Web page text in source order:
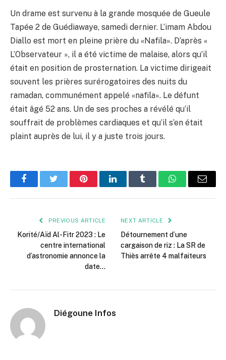
Un drame est survenu à la grande mosquée de Gueule
Tapée 2 de Guédiawaye, samedi dernier. L’imam Abdou
Diallo est mort en pleine prière du «Nafila». D’après «
L’Observateur », il a été victime de malaise, alors qu’il
était en position de prosternation. La victime dirigeait
souvent les prières surérogatoires des nuits du
ramadan, communément appelé «nafila». Le défunt
était âgé 52 ans. Un de ses proches a révélé qu’il
souffrait de problèmes cardiaques et qu’il s’en était
plaint auprès de lui, il y a juste trois jours.
FacebookTwitter PinterestLinkedInTumblr WhatsAppEmail
PREVIOUS ARTICLE
Korité/Aïd Al-Fitr 2023 : Le
centre international
d’astronomie annonce la
date…
NEXT ARTICLE
Détournement d’une
cargaison de riz : La SR de
Thiès arrête 4 malfaiteurs
Diégoune Infos